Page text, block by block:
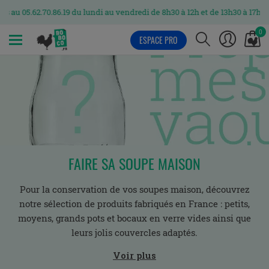
du lundi au vendredi de 8h30 à 12h et de 13h30 à 17h
0
ESPACE PRO
FAIRE SA SOUPE MAISON
Pour la conservation de vos soupes maison, découvrez
notre sélection de produits fabriqués en France : petits,
moyens, grands pots et bocaux en verre vides ainsi que
leurs jolis couvercles adaptés.
Nos pots et bocaux en verre peuvent contenir n’importe
Voir plus